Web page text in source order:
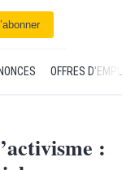
OFFRES
: